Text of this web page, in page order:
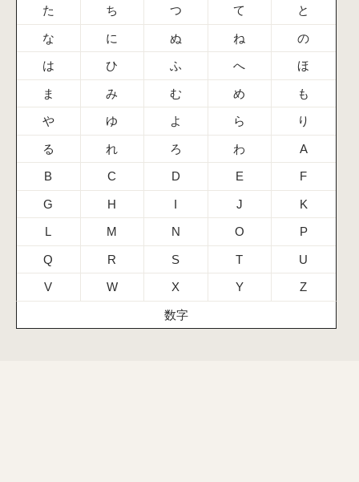
た ち つ て と
な に ぬ ね の
は ひ ふ へ ほ
ま み む め も
や ゆ よ ら り
る れ ろ わ A
B C D E F
G H I J K
L M N O P
Q R S T U
V W X Y Z
数字